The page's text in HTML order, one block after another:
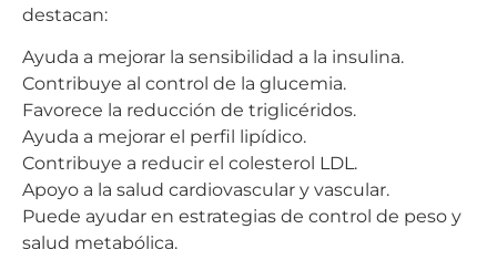
destacan:
Ayuda a mejorar la sensibilidad a la insulina.
Contribuye al control de la glucemia.
Favorece la reducción de triglicéridos.
Ayuda a mejorar el perfil lipídico.
Contribuye a reducir el colesterol LDL.
Apoyo a la salud cardiovascular y vascular.
Puede ayudar en estrategias de control de peso y
salud metabólica.